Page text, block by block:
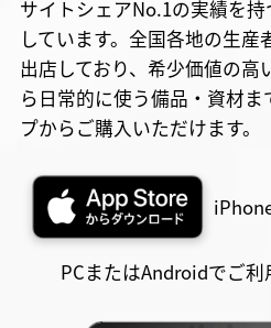
サイトシェアNo.1の実績を
しています。全国各地の生
出店しており、希少価値の
ら日常的に使う備品・資材
プからご購入いただけます。
PCまたはAndroidでご利